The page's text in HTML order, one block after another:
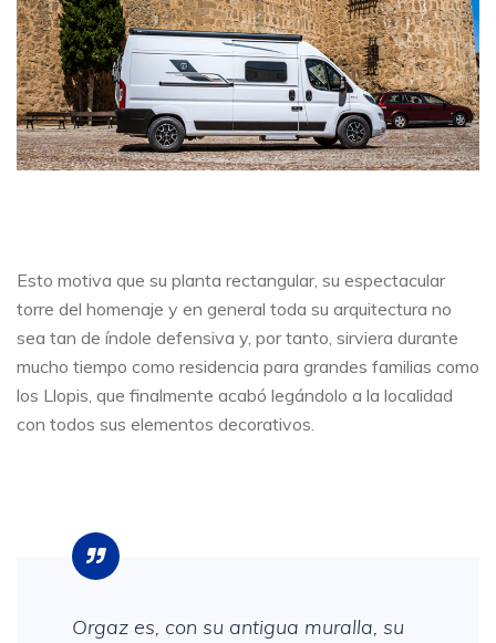
Esto motiva que su planta rectangular, su espectacular
torre del homenaje y en general toda su arquitectura no
sea tan de índole defensiva y, por tanto, sirviera durante
mucho tiempo como residencia para grandes familias como
los Llopis, que finalmente acabó legándolo a la localidad
con todos sus elementos decorativos.
Orgaz es, con su antigua muralla, su